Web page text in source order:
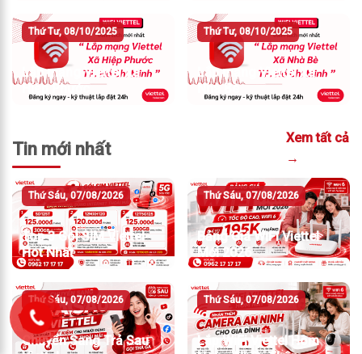
Thứ Tư, 08/10/2025
Lắp mạng Viettel Xã
Hiệp Phước
Thứ Tư, 08/10/2025
Lắp mạng Viettel Xã
Nhà Bè
Tin mới nhất
Xem tất cả
→
Thứ Sáu, 07/08/2026
Top 3 Gói SIM Viettel
Hot Nhất
Thứ Sáu, 07/08/2026
Bảng Giá WiFi Viettel
Mới 2026
Thứ Sáu, 07/08/2026
Chuyển Sang Trả Sau
Thứ Sáu, 07/08/2026
Lắp WiFi Viettel Hôm